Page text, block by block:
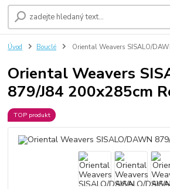
Úvod Bouclé Oriental Weavers SISALO/
Oriental Weavers
879/J84 200x285cm
TOP produkt